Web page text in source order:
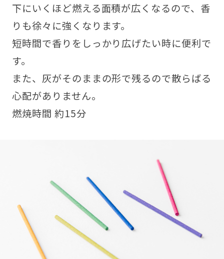
下にいくほど燃える面積が広くなるので、香
りも徐々に強くなります。
短時間で香りをしっかり広げたい時に便利で
す。
また、灰がそのままの形で残るので散らばる
心配がありません。
燃焼時間 約15分